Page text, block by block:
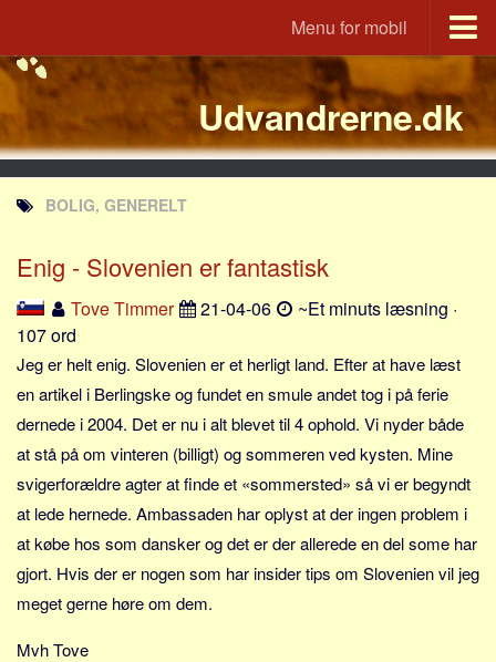
Menu for mobil
Portal
Udvandrerne.dk
Utvandrerne.no
Utvandrarna.se
Tyskland.dk
England.dk
Rusland.dk
JLKM.dk
Lande
Tyrkiet
Spanien
Frankrig
Sverige
Norge
Thailand
Italien
Grækenland
Udvandrerne.dk
BOLIG, GENERELT
Enig - Slovenien er fantastisk
Tove Timmer 21-04-06
~Et minuts læsning ·
107 ord
Jeg er helt enig. Slovenien er et herligt land. Efter at have læst
en artikel i Berlingske og fundet en smule andet tog i på ferie
dernede i 2004. Det er nu i alt blevet til 4 ophold. Vi nyder både
at stå på om vinteren (billigt) og sommeren ved kysten. Mine
svigerforældre agter at finde et «sommersted» så vi er begyndt
at lede hernede. Ambassaden har oplyst at der ingen problem i
at købe hos som dansker og det er der allerede en del some har
gjort. Hvis der er nogen som har insider tips om Slovenien vil jeg
meget gerne høre om dem.
Mvh Tove